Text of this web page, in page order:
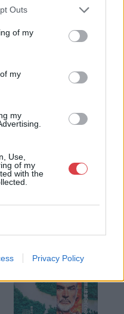
Outs
of my
my
my
Use,
of my
with the
Privacy Policy
www.nagyhazi.hu
és műtárgyak,
Hagyatékok és
értékbecslés. Árveréseinkre